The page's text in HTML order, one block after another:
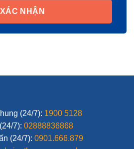
XÁC NHẬN
(24/7): 1900 5128
7): 02888836868
(24/7): 0901.666.879